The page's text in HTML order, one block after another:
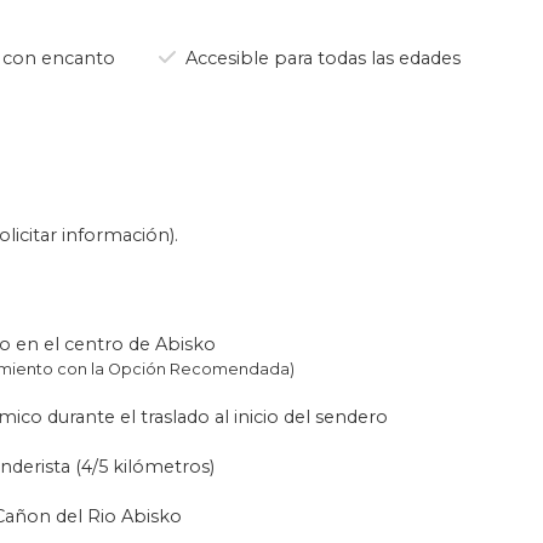
través del pintoresco
Nuestros guías no solo te
familia
y para aquellos que
horas, principalmente sobre
trekking si los necesitas.
capturar la belleza de los
es la mejor opción para
con encanto
Accesible para todas las edades
información).
en el centro de Abisko
con la Opción Recomendada)
durante el traslado al inicio del sendero
(4/5 kilómetros)
del Rio Abisko